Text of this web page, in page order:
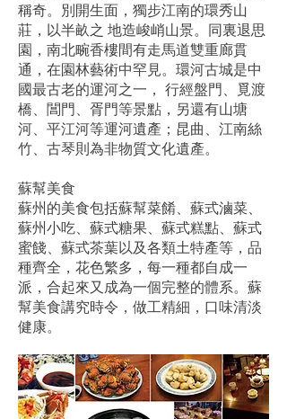
稱奇。別開生面，獨步江南的環秀山
莊，以半畝之 地造峻峭山景。同裏退思
園，南北畹香樓間有走馬道雙重廊貫
通，在園林藝術中罕見。環河古城是中
國最古老的運河之一， 行經盤門、覓渡
橋、閶門、胥門等景點，另還有山塘
河、平江河等運河遺產；昆曲、江南絲
竹、古琴則為非物質文化遺產。
蘇幫美食
蘇州的美食包括蘇幫菜餚、蘇式滷菜、
蘇州小吃、蘇式糖果、蘇式糕點、蘇式
蜜餞、蘇式茶葉以及各類土特產等，品
種齊全，花色繁多，每一種都自成一
派，合起來又成為一個完整的體系。蘇
幫美食講究時令，做工精細，口味清淡
健康。